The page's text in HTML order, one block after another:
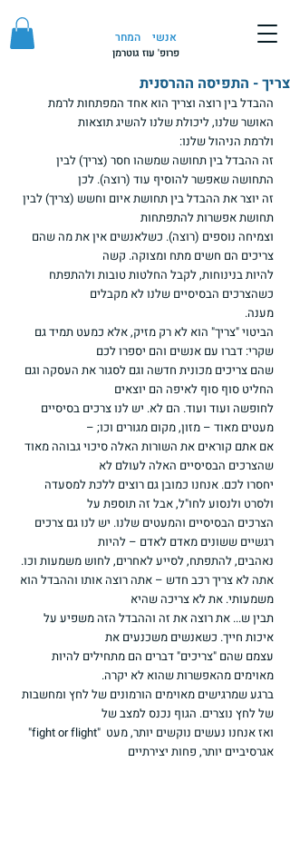
אנשי המחר
פרופ' עוז גוטרמן
צריך - התפיסה ההרסנית
ההבדל בין רוצה וצריך הוא אחד המפתחות לרמת
האושר שלנו, ליכולת שלנו להשיג תוצאות
ולרמת הניהול שלנו:
זה ההבדל בין תחושה שמשהו חסר (צריך) לבין
התחושה שאפשר להוסיף עוד (רוצה). לכן
זה יוצר את ההבדל בין תחושת איום וחשש (צריך) לבין
תחושת אפשרות להתפתחות
וצמיחה נוספים (רוצה). כשלאנשים אין את מה שהם
צריכים הם חשים מתח ומצוקה. קשה
להיות בנינוחות, לקבל החלטות טובות ולהתפתח
כשהצרכים הבסיסיים שלנו לא מקבלים
מענה.
הביטוי "צריך" הוא לא רק מזיק, אלא כמעט תמיד גם
שקרי: דברו עם אנשים והם יספרו לכם
שהם צריכים מכונית חדשה וגם לסגור את העסקה וגם
החליט סוף סוף לאיפה הם יוצאים
לחופשה ועוד ועוד. הם לא. יש לנו צרכים בסיסיים
מעטים מאוד – מזון, מקום מגורים וכו; –
אם אתם קוראים את השורות האלה סיכוי גבוהה מאוד
שהצרכים הבסיסיים האלה לעולם לא
יחסרו לכם. אנחנו כמובן גם רוצים ללכת למסעדה
ולסרט ולנסוע לחו"ל, אבל זה תוספת על
הצרכים הבסיסיים והמעטים שלנו. יש לנו גם צרכים
רגשיים ששונים מאדם לאדם – להיות
נאהבים, להתפתח, לסייע לאחרים, לחוש משמעות וכו.
אתה לא צריך רכב חדש – אתה רוצה אותו וההבדל הוא
משמעותי. את לא צריכה שהיא
תבין ש... את רוצה את זה וההבדל הזה משפיע על
איכות חייך. כשאנשים משכנעים את
עצמם שהם "צריכים" דברים הם מתחילים להיות
מאוימים מהאפשרות שהוא לא יקרה.
ברגע שמרגישים מאוימים הורמונים של לחץ ומחשבות
של לחץ נוצרים. הגוף נכנס למצב של
"fight or flight" ואז אנחנו נעשים נוקשים יותר, מעט
אגרסיביים יותר, פחות יצירתיים